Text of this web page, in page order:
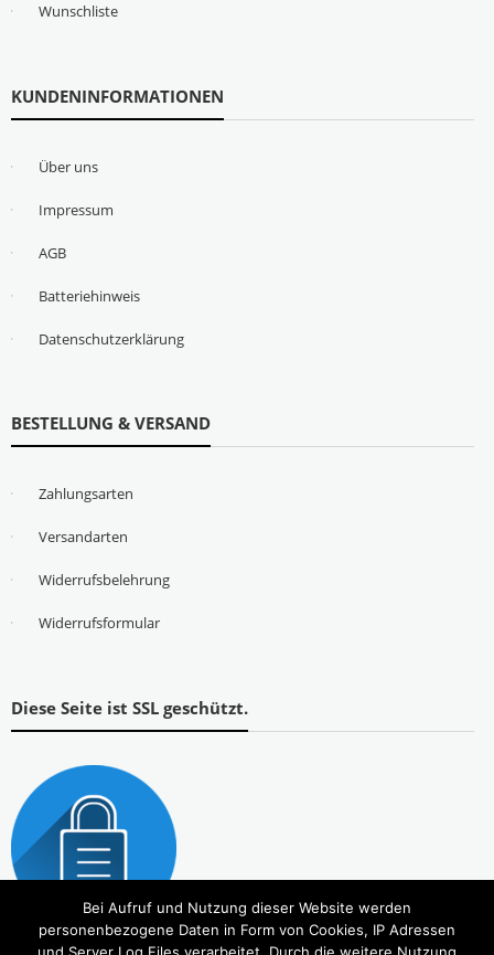
Wunschliste
KUNDENINFORMATIONEN
Über uns
Impressum
AGB
Batteriehinweis
Datenschutzerklärung
BESTELLUNG & VERSAND
Zahlungsarten
Versandarten
Widerrufsbelehrung
Widerrufsformular
Diese Seite ist SSL geschützt.
Bei Aufruf und Nutzung dieser Website werden
personenbezogene Daten in Form von Cookies, IP Adressen